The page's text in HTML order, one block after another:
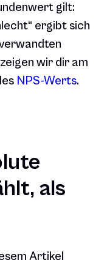
gilt:
ergibt sich
wir dir am
NPS-Werts.
als
Artikel